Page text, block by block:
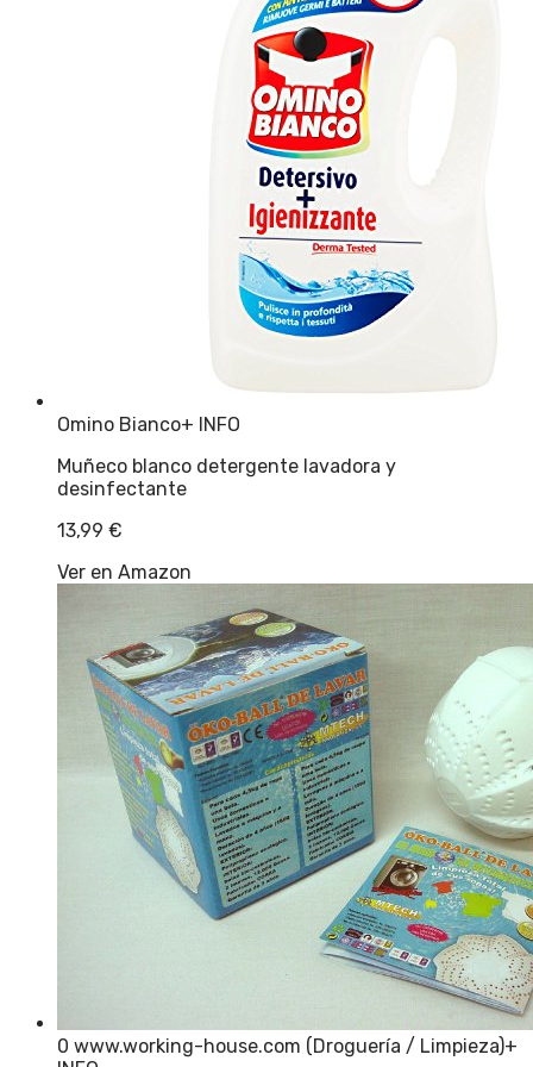
Omino Bianco+ INFO
Muñeco blanco detergente lavadora y
desinfectante
13,99 €
Ver en Amazon
0 www.working-house.com (Droguería / Limpieza)+